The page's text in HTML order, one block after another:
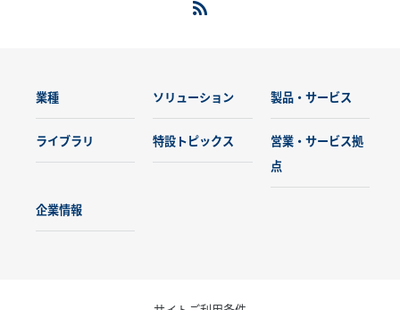
業種 ソリューション 製品・サービス
ライブラリ 特設トピックス
営業・サービス拠
点
企業情報